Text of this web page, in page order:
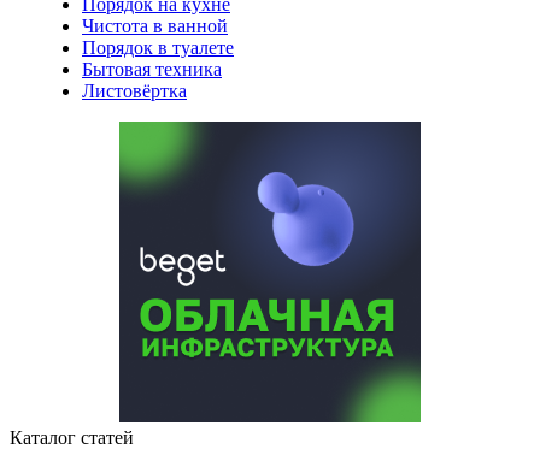
Порядок на кухне
Чистота в ванной
Порядок в туалете
Бытовая техника
Листовёртка
Каталог статей